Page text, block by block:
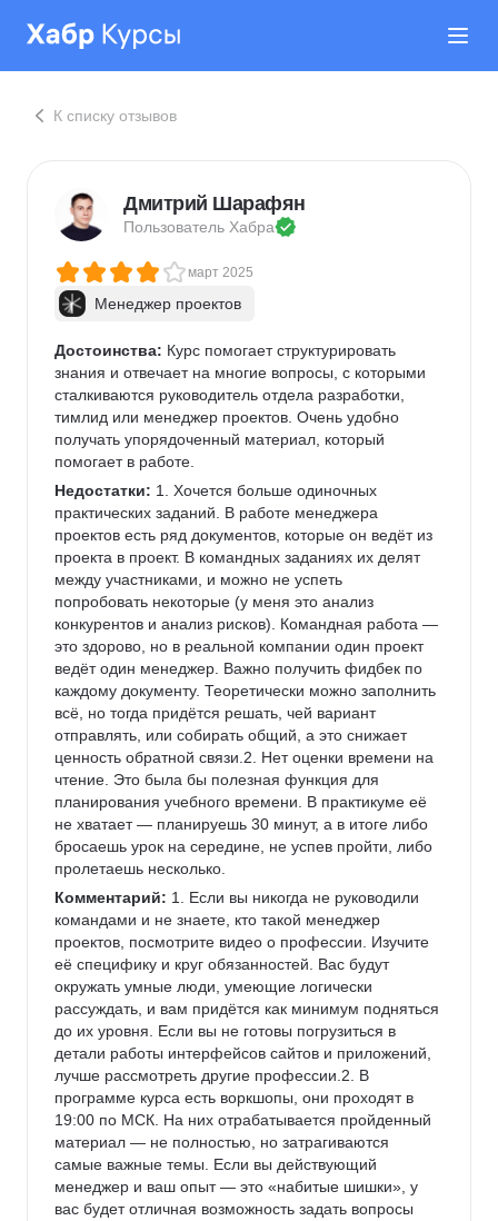
К списку отзывов
Дмитрий Шарафян
Пользователь Хабра
март 2025
Менеджер проектов
Достоинства: Курс помогает структурировать
знания и отвечает на многие вопросы, с которыми
сталкиваются руководитель отдела разработки,
тимлид или менеджер проектов. Очень удобно
получать упорядоченный материал, который
помогает в работе.
Недостатки: 1. Хочется больше одиночных
практических заданий. В работе менеджера
проектов есть ряд документов, которые он ведёт из
проекта в проект. В командных заданиях их делят
между участниками, и можно не успеть
попробовать некоторые (у меня это анализ
конкурентов и анализ рисков). Командная работа —
это здорово, но в реальной компании один проект
ведёт один менеджер. Важно получить фидбек по
каждому документу. Теоретически можно заполнить
всё, но тогда придётся решать, чей вариант
отправлять, или собирать общий, а это снижает
ценность обратной связи.2. Нет оценки времени на
чтение. Это была бы полезная функция для
планирования учебного времени. В практикуме её
не хватает — планируешь 30 минут, а в итоге либо
бросаешь урок на середине, не успев пройти, либо
пролетаешь несколько.
Комментарий: 1. Если вы никогда не руководили
командами и не знаете, кто такой менеджер
проектов, посмотрите видео о профессии. Изучите
её специфику и круг обязанностей. Вас будут
окружать умные люди, умеющие логически
рассуждать, и вам придётся как минимум подняться
до их уровня. Если вы не готовы погрузиться в
детали работы интерфейсов сайтов и приложений,
лучше рассмотреть другие профессии.2. В
программе курса есть воркшопы, они проходят в
19:00 по МСК. На них отрабатывается пройденный
материал — не полностью, но затрагиваются
самые важные темы. Если вы действующий
менеджер и ваш опыт — это «набитые шишки», у
вас будет отличная возможность задать вопросы